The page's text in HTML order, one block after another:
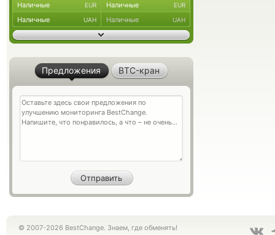
Наличные EUR Наличные EUR
Наличные UAH Наличные UAH
Предложения BTC-кран
© 2007-2026 BestChange. Знаем, где обменять!